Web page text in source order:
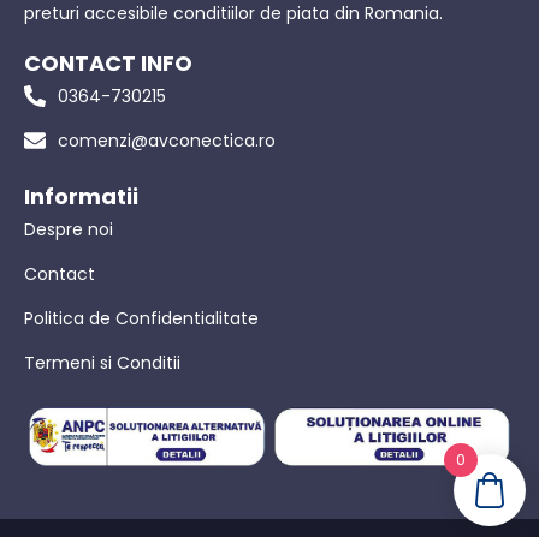
preturi accesibile conditiilor de piata din Romania.
CONTACT INFO
0364-730215
comenzi@avconectica.ro
Informatii
Despre noi
Contact
Politica de Confidentialitate
Termeni si Conditii
0